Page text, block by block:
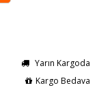
Yarın Kargoda
Kargo Bedava